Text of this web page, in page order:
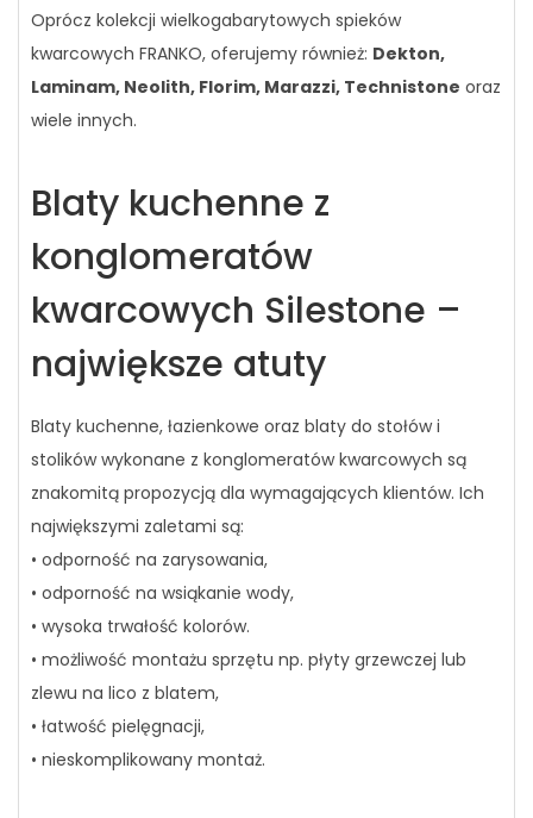
Oprócz kolekcji wielkogabarytowych spieków
kwarcowych FRANKO, oferujemy również: Dekton,
Laminam, Neolith, Florim, Marazzi, Technistone oraz
wiele innych.
Blaty kuchenne z
konglomeratów
kwarcowych Silestone –
największe atuty
Blaty kuchenne, łazienkowe oraz blaty do stołów i
stolików wykonane z konglomeratów kwarcowych są
znakomitą propozycją dla wymagających klientów. Ich
największymi zaletami są:
• odporność na zarysowania,
• odporność na wsiąkanie wody,
• wysoka trwałość kolorów.
• możliwość montażu sprzętu np. płyty grzewczej lub
zlewu na lico z blatem,
• łatwość pielęgnacji,
• nieskomplikowany montaż.